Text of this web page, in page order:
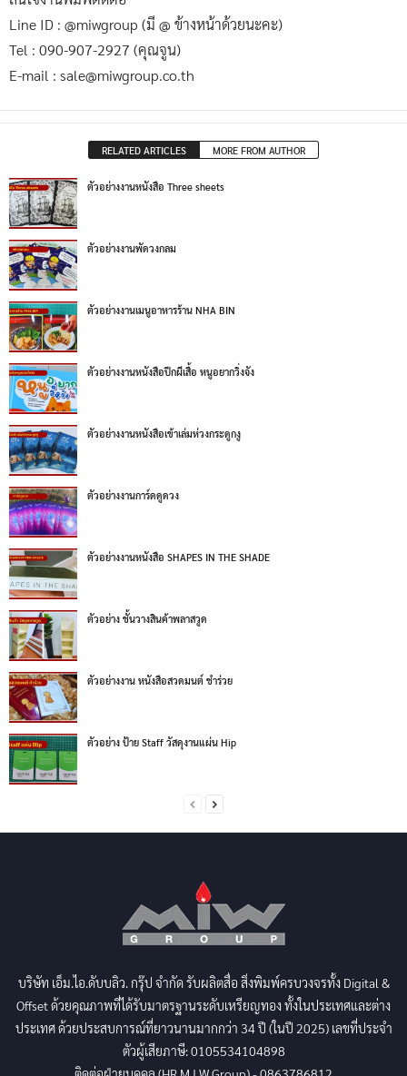
Line ID : @miwgroup (มี @ ข้างหน้าด้วยนะคะ)
Tel : 090-907-2927 (คุณจูน)
E-mail : sale@miwgroup.co.th
RELATED ARTICLES MORE FROM AUTHOR
ตัวอย่างงานหนังสือ Three sheets
ตัวอย่างงานพัดวงกลม
ตัวอย่างงานเมนูอาหารร้าน NHA BIN
ตัวอย่างงานหนังสือปีกผีเสื้อ หนูอยากวิ่งจัง
ตัวอย่างงานหนังสือเข้าเล่มห่วงกระดูกงู
ตัวอย่างงานการ์ดดูดวง
ตัวอย่างงานหนังสือ SHAPES IN THE SHADE
ตัวอย่าง ชั้นวางสินค้าพลาสวูด
ตัวอย่างงาน หนังสือสวดมนต์ ชำร่วย
ตัวอย่าง ป้าย Staff วัสดุงานแผ่น Hip
บริษัท เอ็ม.ไอ.ดับบลิว. กรุ๊ป จำกัด รับผลิตสื่อ สิ่งพิมพ์ครบวงจรทั้ง Digital &
Offset ด้วยคุณภาพที่ได้รับมาตรฐานระดับเหรียญทอง ทั้งในประเทศและต่าง
ประเทศ ด้วยประสบการณ์ที่ยาวนานมากกว่า 34 ปี (ในปี 2025) เลขที่ประจำ
ตัวผู้เสียภาษี: 0105534104898